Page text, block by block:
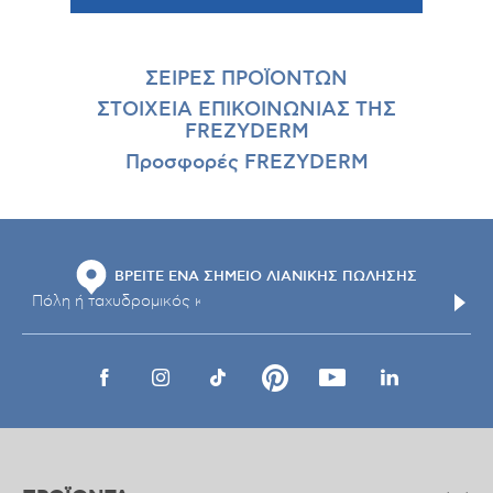
ΣΕΙΡΕΣ ΠΡΟΪΟΝΤΩΝ
ΣΤΟΙΧΕΙΑ ΕΠΙΚΟΙΝΩΝΙΑΣ ΤΗΣ
FREZYDERM
Προσφορές FREZYDERM
ΒΡΕΙΤΕ ΕΝΑ ΣΗΜΕΙΟ ΛΙΑΝΙΚΗΣ ΠΩΛΗΣΗΣ